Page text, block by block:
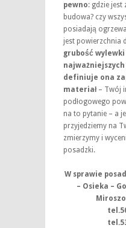
pewno: gdzie
budowa? czy
posiadają
jest powierzchnia
grubość
definiuje ona
materiał– Twój
podłogowego
na to pytanie – a
przyjedziemy na
zmierzymy i
posadzki.
W sprawie
– Osieka –